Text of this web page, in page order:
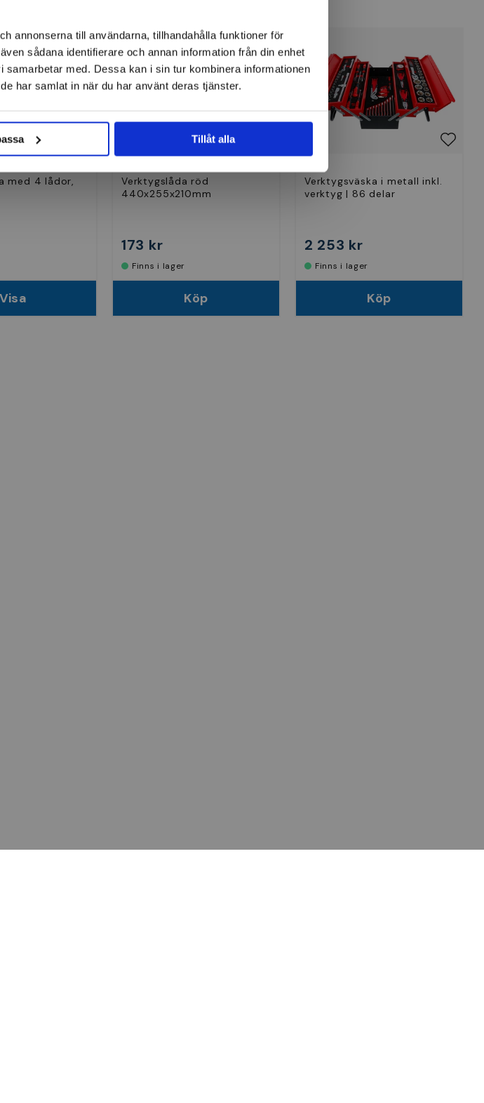
annonserna till användarna, tillhandahålla funktioner för
sådana identifierare och annan information från din enhet
med. Dessa kan i sin tur kombinera informationen
har samlat in när du har använt deras tjänster.
Tillåt alla
med 4 lådor,
Visa
Verktygslåda röd
440x255x210mm
173 kr
Finns i lager
Köp
Verktygsväska i metall inkl.
verktyg | 86 delar
2 253 kr
Finns i lager
Köp